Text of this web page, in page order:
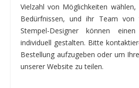
Vielzahl von Möglichkeiten
Bedürfnissen, und ihr Team von
Stempel-Designer können
individuell gestalten. Bitte
Bestellung aufzugeben oder um
unserer Website zu teilen.